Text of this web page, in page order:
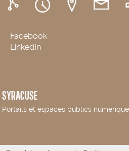
SYRACUSE
Portails et espaces publics numériques